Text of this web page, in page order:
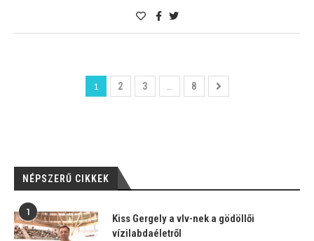
1 2 3 … 8
NÉPSZERŰ CIKKEK
1
Kiss Gergely a vlv-nek a gödöllői
vízilabdaéletről